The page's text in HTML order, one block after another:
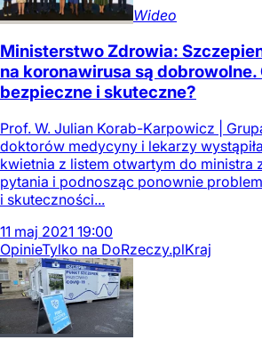
Wideo
Ministerstwo Zdrowia:
na koronawirusa są dobrowolne.
bezpieczne i skuteczne?
Prof. W. Julian Korab-Karpowicz |
doktorów medycyny i lekarzy
kwietnia z listem otwartym do ministra
pytania i podnosząc ponownie
i skuteczności...
11 maj 2021 19:00
OpinieTylko na DoRzeczy.plKraj